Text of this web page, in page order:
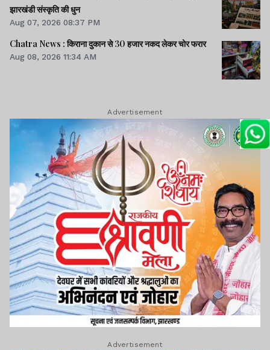
झारखंडी संस्कृति की धुन
Aug 07, 2026 08:37 PM
Chatra News : किराना दुकान से 30 हजार नकद लेकर चोर फरार
Aug 08, 2026 11:34 AM
Advertisement
Advertisement